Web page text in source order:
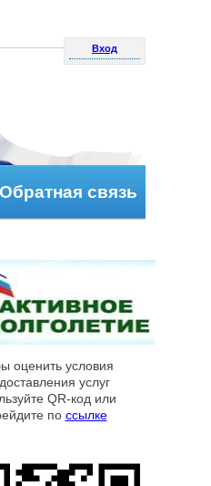
Вход
Обратная связь
оценить условия
услуг
QR-код или
по ссылке